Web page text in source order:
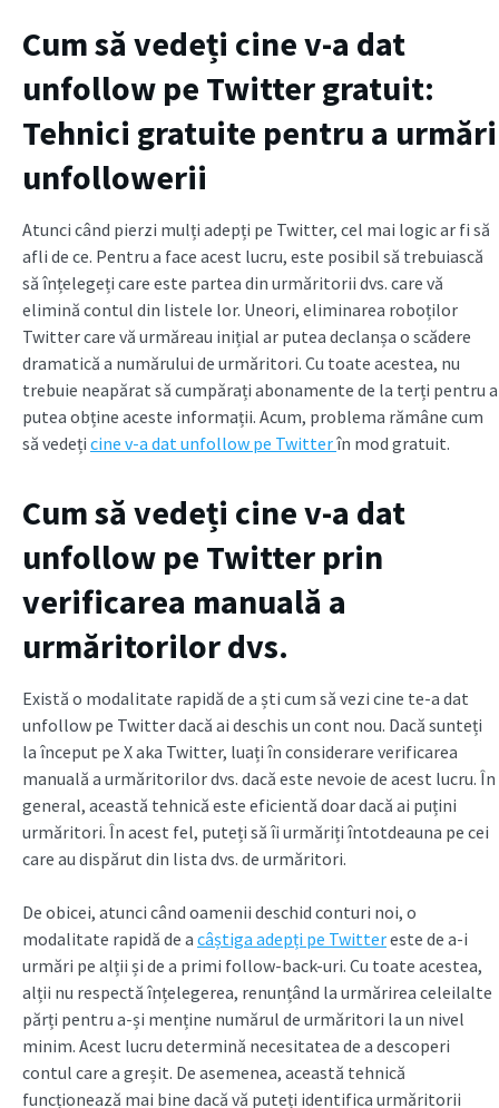
Cum să vedeți cine v-a dat
unfollow pe Twitter gratuit:
Tehnici gratuite pentru a urmări
unfollowerii
Atunci când pierzi mulți adepți pe Twitter, cel mai logic ar fi să
afli de ce. Pentru a face acest lucru, este posibil să trebuiască
să înțelegeți care este partea din urmăritorii dvs. care vă
elimină contul din listele lor. Uneori, eliminarea roboților
Twitter care vă urmăreau inițial ar putea declanșa o scădere
dramatică a numărului de urmăritori. Cu toate acestea, nu
trebuie neapărat să cumpărați abonamente de la terți pentru a
putea obține aceste informații. Acum, problema rămâne cum
să vedeți cine v-a dat unfollow pe Twitterîn mod gratuit.
Cum să vedeți cine v-a dat
unfollow pe Twitter prin
verificarea manuală a
urmăritorilor dvs.
Există o modalitate rapidă de a ști cum să vezi cine te-a dat
unfollow pe Twitter dacă ai deschis un cont nou. Dacă sunteți
la început pe X aka Twitter, luați în considerare verificarea
manuală a urmăritorilor dvs. dacă este nevoie de acest lucru. În
general, această tehnică este eficientă doar dacă ai puțini
urmăritori. În acest fel, puteți să îi urmăriți întotdeauna pe cei
care au dispărut din lista dvs. de urmăritori.
De obicei, atunci când oamenii deschid conturi noi, o
modalitate rapidă de a câștiga adepți pe Twittereste de a-i
urmări pe alții și de a primi follow-back-uri. Cu toate acestea,
alții nu respectă înțelegerea, renunțând la urmărirea celeilalte
părți pentru a-și menține numărul de urmăritori la un nivel
minim. Acest lucru determină necesitatea de a descoperi
contul care a greșit. De asemenea, această tehnică
funcționează mai bine dacă vă puteți identifica urmăritorii